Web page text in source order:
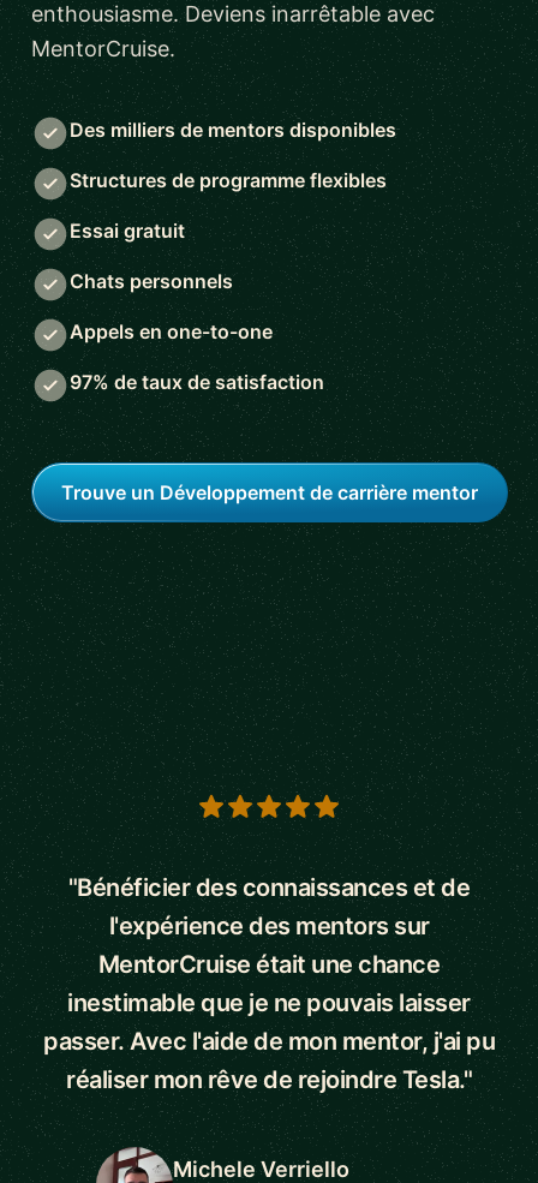
enthousiasme. Deviens inarrêtable avec
MentorCruise.
Des milliers de mentors disponibles
Structures de programme flexibles
Essai gratuit
Chats personnels
Appels en one-to-one
97% de taux de satisfaction
Trouve un Développement de carrière mentor
5 out of 5 stars
"Bénéficier des connaissances et de
l'expérience des mentors sur
MentorCruise était une chance
inestimable que je ne pouvais laisser
passer. Avec l'aide de mon mentor, j'ai pu
réaliser mon rêve de rejoindre Tesla."
Michele Verriello